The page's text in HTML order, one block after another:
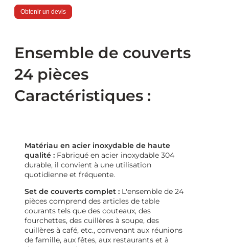
Obtenir un devis
Ensemble de couverts
24 pièces
Caractéristiques :
Matériau en acier inoxydable de haute
qualité : Fabriqué en acier inoxydable 304
durable, il convient à une utilisation
quotidienne et fréquente.
Set de couverts complet : L'ensemble de 24
pièces comprend des articles de table
courants tels que des couteaux, des
fourchettes, des cuillères à soupe, des
cuillères à café, etc., convenant aux réunions
de famille, aux fêtes, aux restaurants et à